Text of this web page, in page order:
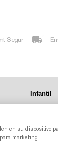
Segur
Infantil
en su dispositivo
marketing.